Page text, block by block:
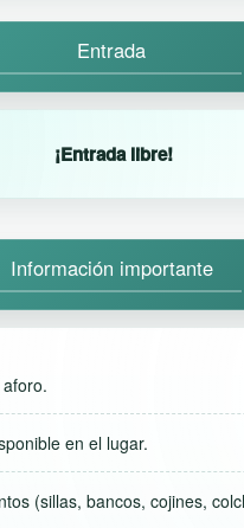
Entrada
¡Entrada libre!
Información importante
en el lugar.
(sillas, bancos, cojines,